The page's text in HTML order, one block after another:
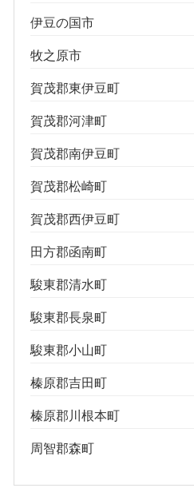
伊豆の国市
牧之原市
賀茂郡東伊豆町
賀茂郡河津町
賀茂郡南伊豆町
賀茂郡松崎町
賀茂郡西伊豆町
田方郡函南町
駿東郡清水町
駿東郡長泉町
駿東郡小山町
榛原郡吉田町
榛原郡川根本町
周智郡森町